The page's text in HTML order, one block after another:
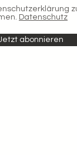
Datenschutz
abonnieren